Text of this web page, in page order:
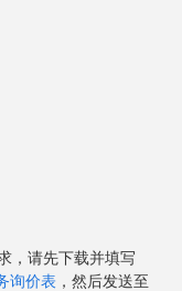
，请先下载并填写
询价表 ，然后发送至